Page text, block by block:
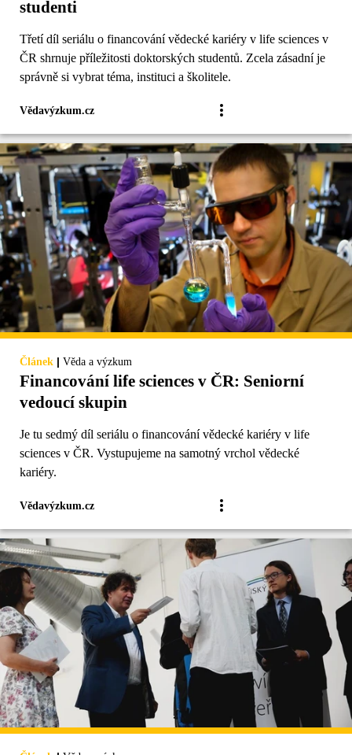
studenti
Třetí díl seriálu o financování vědecké kariéry v life sciences v
ČR shrnuje příležitosti doktorských studentů. Zcela zásadní je
správně si vybrat téma, instituci a školitele.
Vědavýzkum.cz
Článek | Věda a výzkum
Financování life sciences v ČR: Seniorní
vedoucí skupin
Je tu sedmý díl seriálu o financování vědecké kariéry v life
sciences v ČR. Vystupujeme na samotný vrchol vědecké
kariéry.
Vědavýzkum.cz